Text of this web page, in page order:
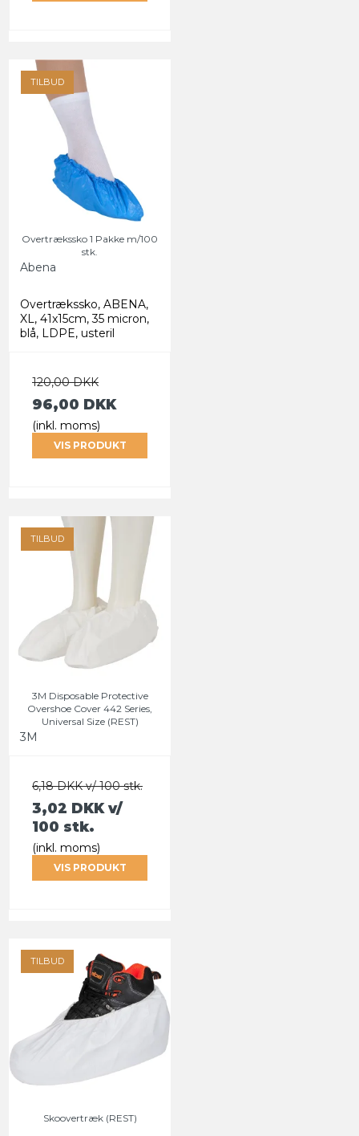
TILBUD
Overtrækssko 1 Pakke m/100
stk.
Abena
Overtrækssko, ABENA,
XL, 41x15cm, 35 micron,
blå, LDPE, usteril
120,00 DKK
96,00 DKK
(inkl. moms)
VIS PRODUKT
TILBUD
3M Disposable Protective
Overshoe Cover 442 Series,
Universal Size (REST)
3M
6,18 DKK v/ 100 stk.
3,02 DKKv/
100 stk.
(inkl. moms)
VIS PRODUKT
TILBUD
Skoovertræk (REST)